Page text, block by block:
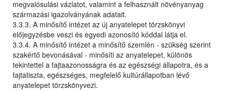
megvalósulási vázlatot, valamint a felhasznált növényanyag
származási igazolványának adatait.
3.3.3. A minősítő intézet az új anyatelepet törzskönyvi
előjegyzésbe veszi és egyedi azonosító kóddal látja el.
3.3.4. A minősítő intézet a minősítő szemlén - szükség szerint
szakértő bevonásával - minősíti az anyatelepet, különös
tekintettel a fajtaazonosságra és az egészségi állapotra, és a
fajtatiszta, egészséges, megfelelő kultúrállapotban lévő
anyatelepet törzskönyvezi.